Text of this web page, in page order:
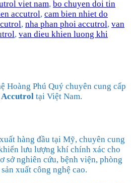
viet nam, bo chuyen doi tin
accutrol, cam bien nhiet do
, nha phan phoi accutrol, van
, van dieu khien luong khi
Hoàng Phú Quý chuyên cung cấp
Accutrol tại Việt Nam.
hàng đầu tại Mỹ, chuyên cung
lưu lượng khí chính xác cho
sở nghiên cứu, bệnh viện, phòng
xuất công nghệ cao.